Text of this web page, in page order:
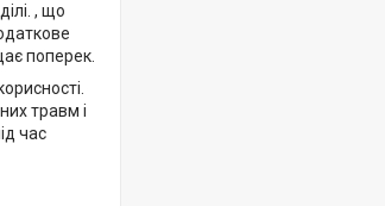
, що
поперек.
травм і
час